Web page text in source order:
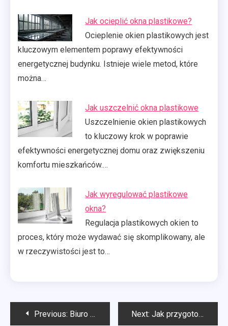
Jak ocieplić okna plastikowe?
Ocieplenie okien plastikowych jest
kluczowym elementem poprawy efektywności
energetycznej budynku. Istnieje wiele metod, które
można…
Jak uszczelnić okna plastikowe
Uszczelnienie okien plastikowych
to kluczowy krok w poprawie
efektywności energetycznej domu oraz zwiększeniu
komfortu mieszkańców.…
Jak wyregulować plastikowe
okna?
Regulacja plastikowych okien to
proces, który może wydawać się skomplikowany, ale
w rzeczywistości jest to…
Nawigacja
Previous: Biuro konstrukcyjne budowa maszyn Next: Jak przygotować okna plastikowe na zimę?